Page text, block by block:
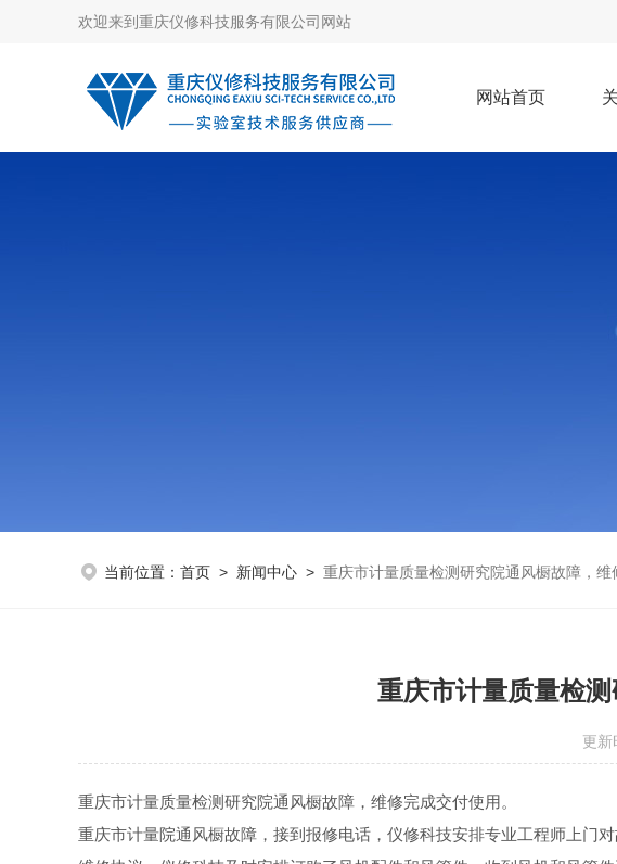
欢迎来到 重庆仪修科技服务有限公司网站
网站首页
当前位置： 首页 > 新闻中心 > 重庆市计量质量检测研究院通风橱故障，维
重庆市计量质量检
更
重庆市计量质量检测研究院通风橱故障，维修完成交付使用。
重庆市计量院通风橱故障，接到报修电话，仪修科技安排专业工程师上门